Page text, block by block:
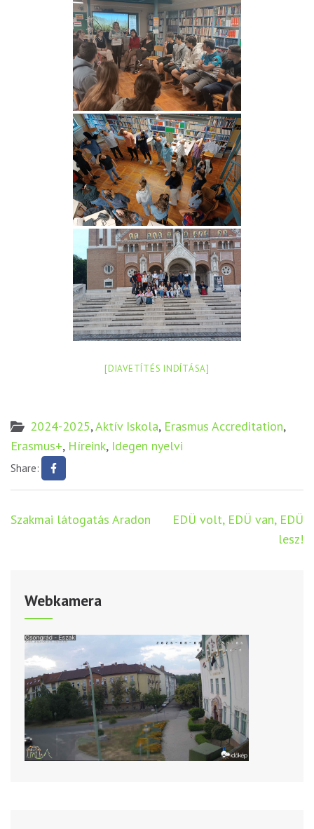
[DIAVETÍTÉS INDÍTÁSA]
2024-2025,Aktív Iskola, Erasmus Accreditation,
Erasmus+, Híreink, Idegen nyelvi
Share:
Bejegyzés
Szakmai látogatás Aradon
EDÜ volt, EDÜ van, EDÜ
lesz!
Webkamera